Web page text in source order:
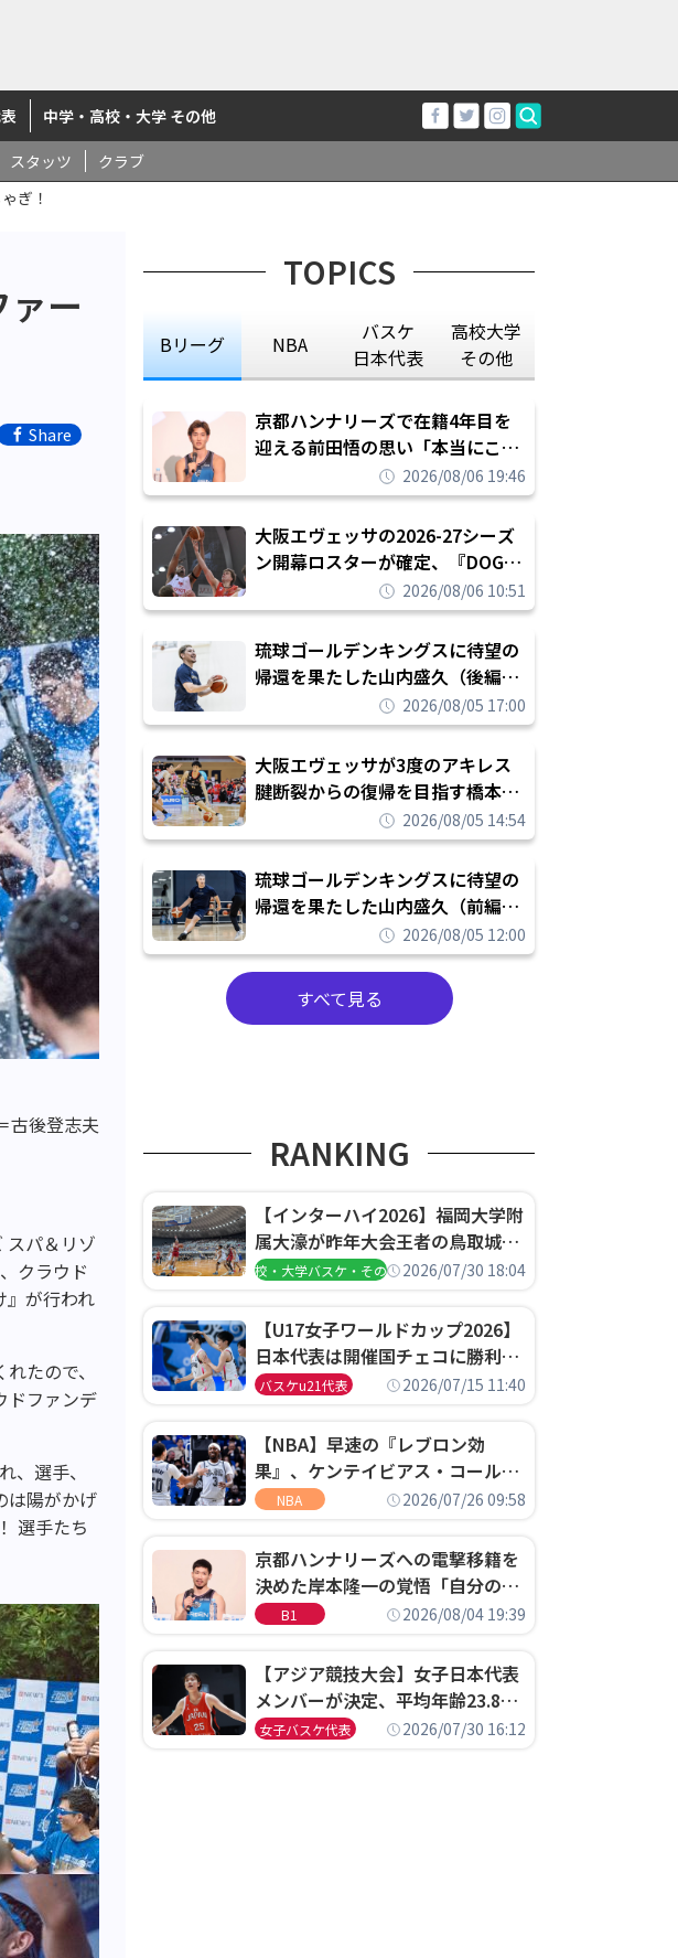
中学・高校・大学 その他
スタッツ
クラブ
ぎ！
ー
Share
古後登志夫
スパ＆リゾ
クラウド
』が行われ
たので、
ドファンデ
、選手、
は陽がかげ
選手たち
TOPICS
Bリーグ NBA
バスケ
日本代表
高校大学
その他
京都ハンナリーズで在籍4年目を
迎える前田悟の思い「本当にこの
チームで勝ちたい、負けたまま舐
められたまま終わりたくない」
2026/08/06 19:46
大阪エヴェッサの2026-27シーズ
ン開幕ロスターが確定、『DOG
FIGHT』のチームカルチャーを推
し進めて結果を求めるシーズンへ
2026/08/06 10:51
琉球ゴールデンキングスに待望の
帰還を果たした山内盛久（後編）
「1人のウチナーンチュとしてみ
んなが誇りに思えるチームにして
いく」
2026/08/05 17:00
大阪エヴェッサが3度のアキレス
腱断裂からの復帰を目指す橋本拓
哉と契約を締結「もう一度コート
に立ちたい」
2026/08/05 14:54
琉球ゴールデンキングスに待望の
帰還を果たした山内盛久（前編）
「キングスが積み上げてきたもの
を次の世代に繋いでいくのがやり
甲斐」
2026/08/05 12:00
すべて見る
RANKING
【インターハイ2026】福岡大学附
属大濠が昨年大会王者の鳥取城北
を撃破、大阪薫英女学院は岐阜女
高校・大学バスケ・その他2026/07/30 18:04
【U17女子ワールドカップ2026】
日本代表は開催国チェコに勝利し
て予選グループ3連勝で首位通
決定
バスケu21代表 2026/07/15 11:40
【NBA】早速の『レブロン効
果』、ケンテイビアス・コールド
ウェル・ポープがセブンティシク
NBA 2026/07/26 09:58
京都ハンナリーズへの電撃移籍を
決めた岸本隆一の覚悟「自分のエ
ゴというちっぽけなことのため
B1 2026/08/04 19:39
【アジア競技大会】女子日本代表
メンバーが決定、平均年齢23.8歳
のフレッシュなメンバーが日本開
女子バスケ代表 2026/07/30 16:12